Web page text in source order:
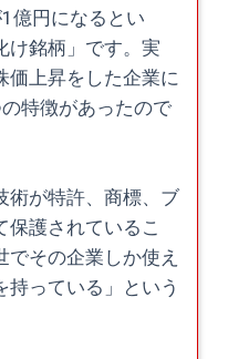
億円になるとい
け銘柄」です。実
価上昇をした企業に
特徴があったので
術が特許、商標、ブ
保護されているこ
でその企業しか使え
持っている」という